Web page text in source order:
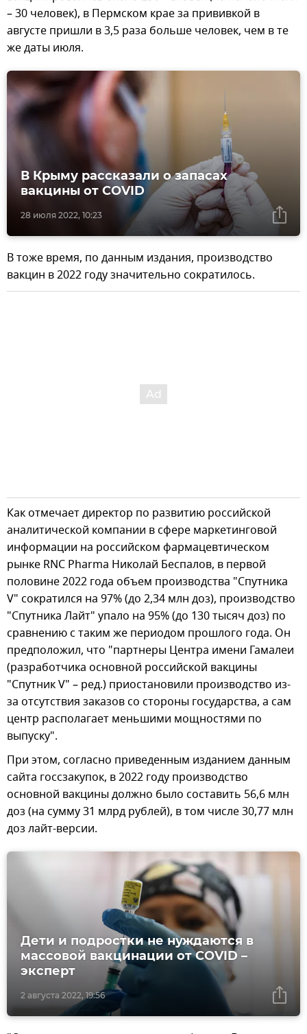
– 30 человек), в Пермском крае за прививкой в
августе пришли в 3,5 раза больше человек, чем в те
же даты июля.
28 июля 2022, 10:23
В Крыму рассказали о запасах
вакцины от COVID
В тоже время, по данным издания, производство
вакцин в 2022 году значительно сократилось.
Как отмечает директор по развитию российской
аналитической компании в сфере маркетинговой
информации на российском фармацевтическом
рынке RNC Pharma Николай Беспалов, в первой
половине 2022 года объем производства "Спутника
V" сократился на 97% (до 2,34 млн доз), производство
"Спутника Лайт" упало на 95% (до 130 тысяч доз) по
сравнению с таким же периодом прошлого года. Он
предположил, что "партнеры Центра имени Гамалеи
(разработчика основной российской вакцины
"Спутник V" – ред.) приостановили производство из-
за отсутствия заказов со стороны государства, а сам
центр располагает меньшими мощностями по
выпуску".
При этом, согласно приведенным изданием данным
сайта госсзакупок, в 2022 году производство
основной вакцины должно было составить 56,6 млн
доз (на сумму 31 млрд рублей), в том числе 30,77 млн
доз лайт-версии.
2 августа 2022, 19:56
Дети и подростки не нуждаются в
массовой вакцинации от COVID –
эксперт